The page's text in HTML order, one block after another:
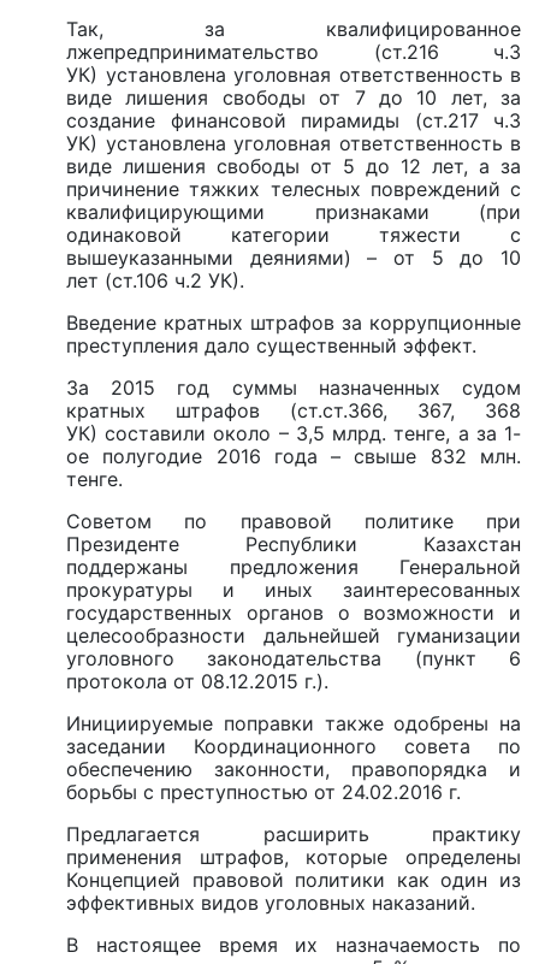
Так, за квалифицированное
лжепредпринимательство (ст.216 ч.3
УК) установлена уголовная ответственность в
виде лишения свободы от 7 до 10 лет, за
создание финансовой пирамиды (ст.217 ч.3
УК) установлена уголовная ответственность в
виде лишения свободы от 5 до 12 лет, а за
причинение тяжких телесных повреждений с
квалифицирующими признаками (при
одинаковой категории тяжести с
вышеуказанными деяниями) – от 5 до 10
лет (ст.106 ч.2 УК).
Введение кратных штрафов за коррупционные
преступления дало существенный эффект.
За 2015 год суммы назначенных судом
кратных штрафов (ст.ст.366, 367, 368
УК) составили около – 3,5 млрд. тенге, а за 1-
ое полугодие 2016 года – свыше 832 млн.
тенге.
Советом по правовой политике при
Президенте Республики Казахстан
поддержаны предложения Генеральной
прокуратуры и иных заинтересованных
государственных органов о возможности и
целесообразности дальнейшей гуманизации
уголовного законодательства (пункт 6
протокола от 08.12.2015 г.).
Инициируемые поправки также одобрены на
заседании Координационного совета по
обеспечению законности, правопорядка и
борьбы с преступностью от 24.02.2016 г.
Предлагается расширить практику
применения штрафов, которые определены
Концепцией правовой политики как один из
эффективных видов уголовных наказаний.
В настоящее время их назначаемость по